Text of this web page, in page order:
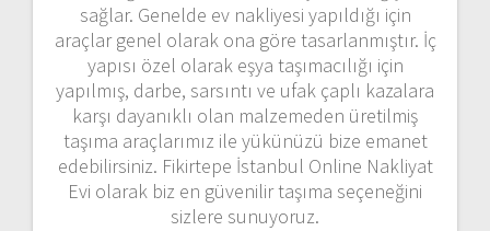
sağlar. Genelde ev nakliyesi yapıldığı için
araçlar genel olarak ona göre tasarlanmıştır. İç
yapısı özel olarak eşya taşımacılığı için
yapılmış, darbe, sarsıntı ve ufak çaplı kazalara
karşı dayanıklı olan malzemeden üretilmiş
taşıma araçlarımız ile yükünüzü bize emanet
edebilirsiniz. Fikirtepe İstanbul Online Nakliyat
Evi olarak biz en güvenilir taşıma seçeneğini
sizlere sunuyoruz.